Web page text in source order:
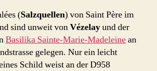
(Salzquellen) von Saint Père im
sind unweit vonVézelayund der
Basilika Sainte-Marie-Madeleinean
gelegen. Nur ein leicht
Schild weist an der D958